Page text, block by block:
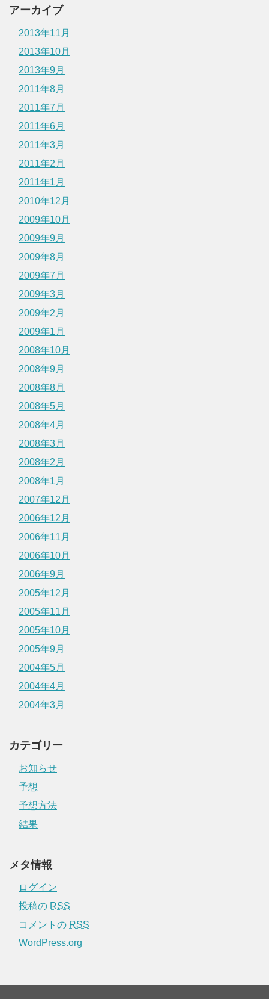
アーカイブ
2013年11月
2013年10月
2013年9月
2011年8月
2011年7月
2011年6月
2011年3月
2011年2月
2011年1月
2010年12月
2009年10月
2009年9月
2009年8月
2009年7月
2009年3月
2009年2月
2009年1月
2008年10月
2008年9月
2008年8月
2008年5月
2008年4月
2008年3月
2008年2月
2008年1月
2007年12月
2006年12月
2006年11月
2006年10月
2006年9月
2005年12月
2005年11月
2005年10月
2005年9月
2004年5月
2004年4月
2004年3月
カテゴリー
お知らせ
予想
予想方法
結果
メタ情報
ログイン
投稿の RSS
コメントの RSS
WordPress.org